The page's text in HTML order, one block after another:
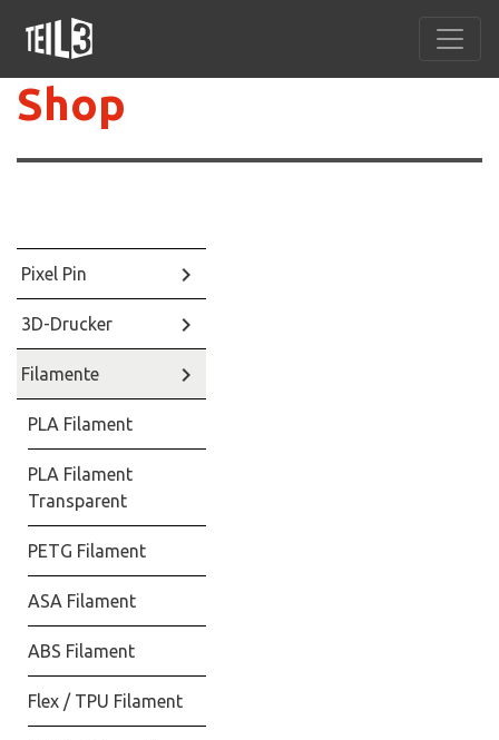
Shop
Pixel Pin keyboard_arrow_right
3D-Drucker keyboard_arrow_right
Filamente keyboard_arrow_right
PLA Filament
PLA Filament
Transparent
PETG Filament
ASA Filament
ABS Filament
Flex / TPU Filament